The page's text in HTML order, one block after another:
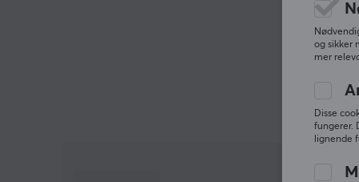
og sikker
mer
Disse
fungerer.
lignende